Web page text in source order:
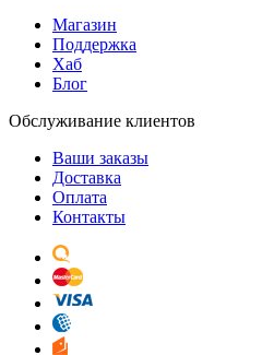
Магазин
Поддержка
Хаб
Блог
Обслуживание клиентов
Ваши заказы
Доставка
Оплата
Контакты